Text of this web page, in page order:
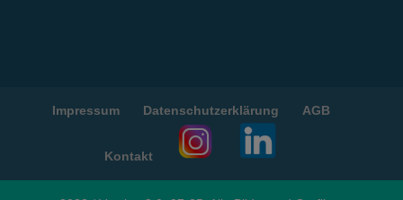
Impressum Datenschutzerklärung AGB
Kontakt